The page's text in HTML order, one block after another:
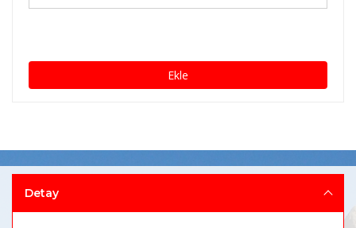
Ekle
Detay